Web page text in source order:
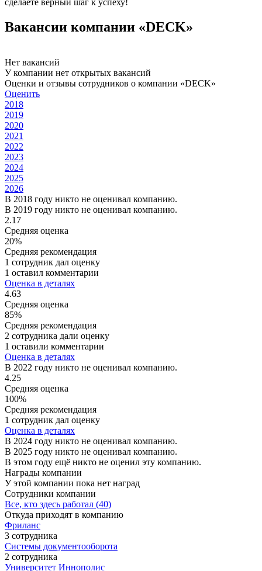
Вакансии компании «DECK»
Нет вакансий
У компании нет открытых вакансий
Оценки и отзывы сотрудников о компании «DECK»
Оценить
2018
2019
2020
2021
2022
2023
2024
2025
2026
В 2018 году никто не оценивал компанию.
В 2019 году никто не оценивал компанию.
2.17
Средняя оценка
20%
Средняя рекомендация
1 сотрудник дал оценку
1 оставил комментарии
Оценка в деталях
4.63
Средняя оценка
85%
Средняя рекомендация
2 сотрудника дали оценку
1 оставили комментарии
Оценка в деталях
В 2022 году никто не оценивал компанию.
4.25
Средняя оценка
100%
Средняя рекомендация
1 сотрудник дал оценку
Оценка в деталях
В 2024 году никто не оценивал компанию.
В 2025 году никто не оценивал компанию.
В этом году ещё никто не оценил эту компанию.
Награды компании
У этой компании пока нет наград
Сотрудники компании
Все, кто здесь работал (40)
Откуда приходят в компанию
Фриланс
3 сотрудника
Системы документооборота
2 сотрудника
Университет Иннополис